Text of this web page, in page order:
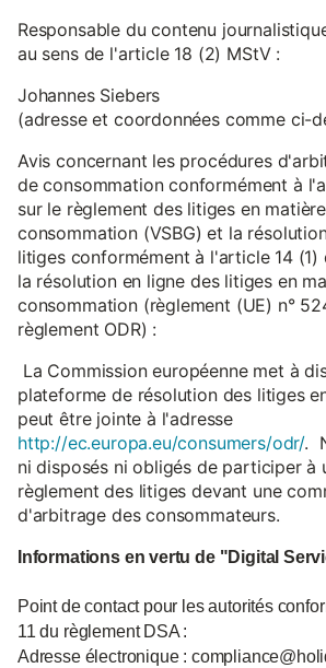
Responsable du contenu
au sens de l'article 18 (2) MStV :
Johannes Siebers
(adresse et coordonnées comme ci-
Avis concernant les procédures
de consommation conformément à
sur le règlement des litiges en
consommation (VSBG) et la
litiges conformément à l'article 14 (1)
la résolution en ligne des litiges en
consommation (règlement (UE) n°
règlement ODR) :
La Commission européenne met à
plateforme de résolution des litiges
peut être jointe à l'adresse
http://ec.europa.eu/consumers/odr/.
ni disposés ni obligés de participer à
règlement des litiges devant une
d'arbitrage des consommateurs.
Informations en vertu de "Digital
Point de contact pour les autorités
11 du règlement DSA :
Adresse électronique :